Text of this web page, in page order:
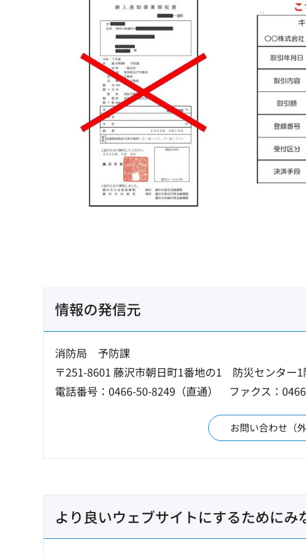
情報の発信元
消防局 予防課
〒251-8601 藤沢市朝日町1番地の1 防災センター1
電話番号：0466-50-8249（直通）
ファクス：
お問い合わせ（
より良いウェブサイトにするために